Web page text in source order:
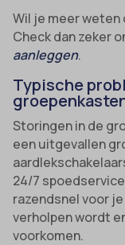
Wil je meer
Check dan zeker
aanleggen.
Typische
Storingen in de
een uitgevallen
24/7
razendsnel voor
verholpen wordt
voorkomen.